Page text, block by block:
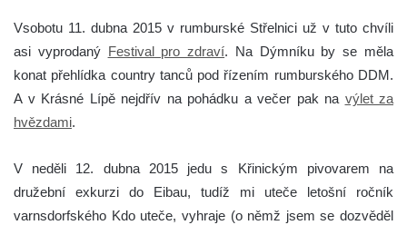
Vsobotu 11. dubna 2015 v rumburské Střelnici už v tuto chvíli
asi vyprodaný Festival pro zdraví. Na Dýmníku by se měla
konat přehlídka country tanců pod řízením rumburského DDM.
A v Krásné Lípě nejdřív na pohádku a večer pak na výlet za
hvězdami.
V neděli 12. dubna 2015 jedu s Křinickým pivovarem na
družební exkurzi do Eibau, tudíž mi uteče letošní ročník
varnsdorfského Kdo uteče, vyhraje (o němž jsem se dozvěděl